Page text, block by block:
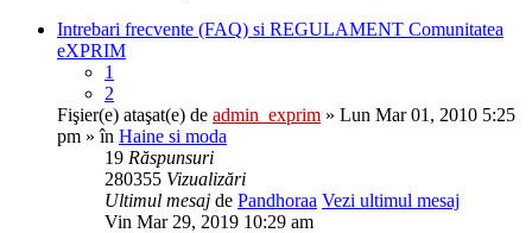
Intrebari frecvente (FAQ) si REGULAMENT Comunitatea
eXPRIM
1
2
Fişier(e) ataşat(e) de admin_exprim » Lun Mar 01, 2010 5:25
pm » în Haine si moda
19 Răspunsuri
280355 Vizualizări
Ultimul mesaj de Pandhoraa Vezi ultimul mesaj
Vin Mar 29, 2019 10:29 am